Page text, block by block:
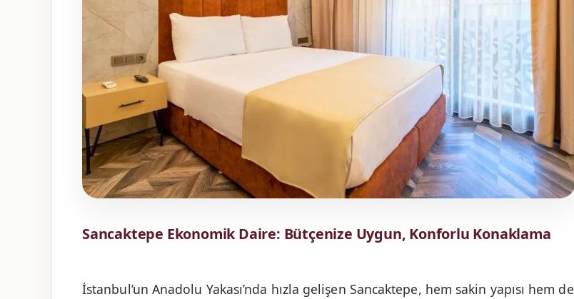
Sancaktepe Ekonomik Daire: Bütçenize Uygun, Konforlu Konaklama
İstanbul’un Anadolu Yakası’nda hızla gelişen Sancaktepe, hem sakin yapısı hem de